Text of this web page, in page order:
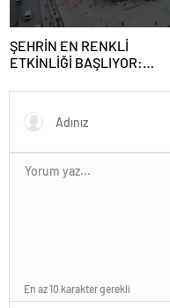
ŞEHRİN EN RENKLİ
ETKİNLİĞİ BAŞLIYOR:
FESTİVALİ” HEYECANI
GAZİOSMANPAŞA’DA
YAŞANACAK
En az 10 karakter gerekli